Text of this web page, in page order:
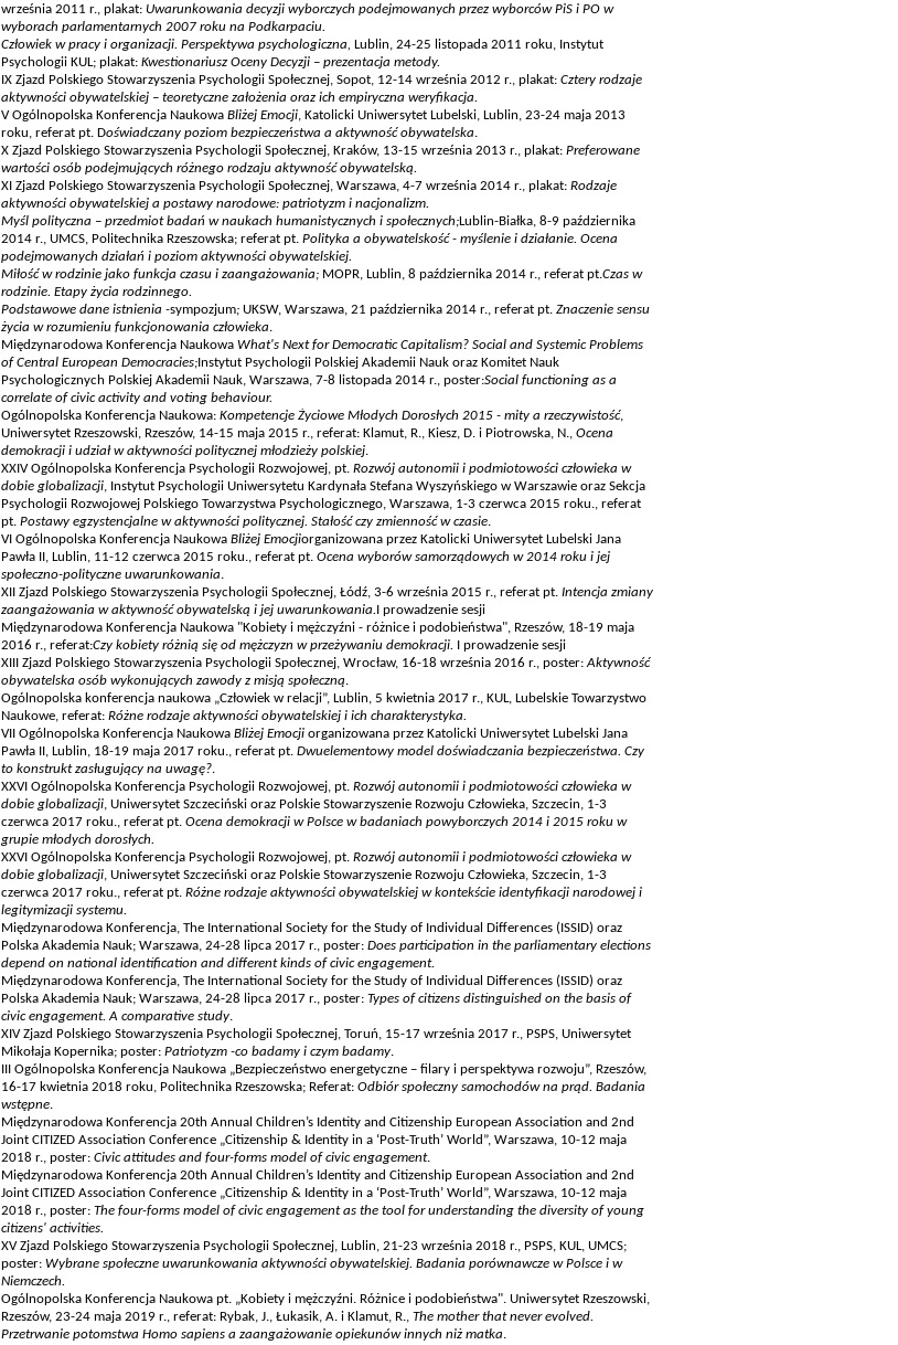
września 2011 r., plakat: Uwarunkowania decyzji wyborczych podejmowanych przez wyborców PiS i PO w
wyborach parlamentarnych 2007 roku na Podkarpaciu.
Człowiek w pracy i organizacji. Perspektywa psychologiczna, Lublin, 24-25 listopada 2011 roku, Instytut
Psychologii KUL; plakat: Kwestionariusz Oceny Decyzji – prezentacja metody.
IX Zjazd Polskiego Stowarzyszenia Psychologii Społecznej, Sopot, 12-14 września 2012 r., plakat: Cztery rodzaje
aktywności obywatelskiej – teoretyczne założenia oraz ich empiryczna weryfikacja.
V Ogólnopolska Konferencja Naukowa Bliżej Emocji, Katolicki Uniwersytet Lubelski, Lublin, 23-24 maja 2013
roku, referat pt. Doświadczany poziom bezpieczeństwa a aktywność obywatelska.
X Zjazd Polskiego Stowarzyszenia Psychologii Społecznej, Kraków, 13-15 września 2013 r., plakat: Preferowane
wartości osób podejmujących różnego rodzaju aktywność obywatelską.
XI Zjazd Polskiego Stowarzyszenia Psychologii Społecznej, Warszawa, 4-7 września 2014 r., plakat: Rodzaje
aktywności obywatelskiej a postawy narodowe: patriotyzm i nacjonalizm.
Myśl polityczna – przedmiot badań w naukach humanistycznych i społecznych;Lublin-Białka, 8-9 października
2014 r., UMCS, Politechnika Rzeszowska; referat pt. Polityka a obywatelskość - myślenie i działanie. Ocena
podejmowanych działań i poziom aktywności obywatelskiej.
Miłość w rodzinie jako funkcja czasu i zaangażowania; MOPR, Lublin, 8 października 2014 r., referat pt.Czas w
rodzinie. Etapy życia rodzinnego.
Podstawowe dane istnienia -sympozjum; UKSW, Warszawa, 21 października 2014 r., referat pt. Znaczenie sensu
życia w rozumieniu funkcjonowania człowieka.
Międzynarodowa Konferencja Naukowa What's Next for Democratic Capitalism? Social and Systemic Problems
of Central European Democracies;Instytut Psychologii Polskiej Akademii Nauk oraz Komitet Nauk
Psychologicznych Polskiej Akademii Nauk, Warszawa, 7-8 listopada 2014 r., poster:Social functioning as a
correlate of civic activity and voting behaviour.
Ogólnopolska Konferencja Naukowa: Kompetencje Życiowe Młodych Dorosłych 2015 - mity a rzeczywistość,
Uniwersytet Rzeszowski, Rzeszów, 14-15 maja 2015 r., referat: Klamut, R., Kiesz, D. i Piotrowska, N., Ocena
demokracji i udział w aktywności politycznej młodzieży polskiej.
XXIV Ogólnopolska Konferencja Psychologii Rozwojowej, pt. Rozwój autonomii i podmiotowości człowieka w
dobie globalizacji, Instytut Psychologii Uniwersytetu Kardynała Stefana Wyszyńskiego w Warszawie oraz Sekcja
Psychologii Rozwojowej Polskiego Towarzystwa Psychologicznego, Warszawa, 1-3 czerwca 2015 roku., referat
pt. Postawy egzystencjalne w aktywności politycznej. Stałość czy zmienność w czasie.
VI Ogólnopolska Konferencja Naukowa Bliżej Emocjiorganizowana przez Katolicki Uniwersytet Lubelski Jana
Pawła II, Lublin, 11-12 czerwca 2015 roku., referat pt. Ocena wyborów samorządowych w 2014 roku i jej
społeczno-polityczne uwarunkowania.
XII Zjazd Polskiego Stowarzyszenia Psychologii Społecznej, Łódź, 3-6 września 2015 r., referat pt. Intencja zmiany
zaangażowania w aktywność obywatelską i jej uwarunkowania.I prowadzenie sesji
Międzynarodowa Konferencja Naukowa "Kobiety i mężczyźni - różnice i podobieństwa", Rzeszów, 18-19 maja
2016 r., referat:Czy kobiety różnią się od mężczyzn w przeżywaniu demokracji. I prowadzenie sesji
XIII Zjazd Polskiego Stowarzyszenia Psychologii Społecznej, Wrocław, 16-18 września 2016 r., poster:Aktywność
obywatelska osób wykonujących zawody z misją społeczną.
Ogólnopolska konferencja naukowa „Człowiek w relacji”, Lublin, 5 kwietnia 2017 r., KUL, Lubelskie Towarzystwo
Naukowe, referat: Różne rodzaje aktywności obywatelskiej i ich charakterystyka.
VII Ogólnopolska Konferencja Naukowa Bliżej Emocji organizowana przez Katolicki Uniwersytet Lubelski Jana
Pawła II, Lublin, 18-19 maja 2017 roku., referat pt. Dwuelementowy model doświadczania bezpieczeństwa. Czy
to konstrukt zasługujący na uwagę?.
XXVI Ogólnopolska Konferencja Psychologii Rozwojowej, pt. Rozwój autonomii i podmiotowości człowieka w
dobie globalizacji, Uniwersytet Szczeciński oraz Polskie Stowarzyszenie Rozwoju Człowieka, Szczecin, 1-3
czerwca 2017 roku., referat pt. Ocena demokracji w Polsce w badaniach powyborczych 2014 i 2015 roku w
grupie młodych dorosłych.
XXVI Ogólnopolska Konferencja Psychologii Rozwojowej, pt. Rozwój autonomii i podmiotowości człowieka w
dobie globalizacji, Uniwersytet Szczeciński oraz Polskie Stowarzyszenie Rozwoju Człowieka, Szczecin, 1-3
czerwca 2017 roku., referat pt. Różne rodzaje aktywności obywatelskiej w kontekście identyfikacji narodowej i
legitymizacji systemu.
Międzynarodowa Konferencja, The International Society for the Study of Individual Differences (ISSID) oraz
Polska Akademia Nauk; Warszawa, 24-28 lipca 2017 r., poster: Does participation in the parliamentary elections
depend on national identification and different kinds of civic engagement.
Międzynarodowa Konferencja, The International Society for the Study of Individual Differences (ISSID) oraz
Polska Akademia Nauk; Warszawa, 24-28 lipca 2017 r., poster: Types of citizens distinguished on the basis of
civic engagement. A comparative study.
XIV Zjazd Polskiego Stowarzyszenia Psychologii Społecznej, Toruń, 15-17 września 2017 r., PSPS, Uniwersytet
Mikołaja Kopernika; poster: Patriotyzm -co badamy i czym badamy.
III Ogólnopolska Konferencja Naukowa „Bezpieczeństwo energetyczne – filary i perspektywa rozwoju”, Rzeszów,
16-17 kwietnia 2018 roku, Politechnika Rzeszowska; Referat: Odbiór społeczny samochodów na prąd. Badania
wstępne.
Międzynarodowa Konferencja 20th Annual Children’s Identity and Citizenship European Association and 2nd
Joint CITIZED Association Conference „Citizenship & Identity in a ‘Post-Truth’ World”, Warszawa, 10-12 maja
2018 r., poster: Civic attitudes and four-forms model of civic engagement.
Międzynarodowa Konferencja 20th Annual Children’s Identity and Citizenship European Association and 2nd
Joint CITIZED Association Conference „Citizenship & Identity in a ‘Post-Truth’ World”, Warszawa, 10-12 maja
2018 r., poster: The four-forms model of civic engagement as the tool for understanding the diversity of young
citizens' activities.
XV Zjazd Polskiego Stowarzyszenia Psychologii Społecznej, Lublin, 21-23 września 2018 r., PSPS, KUL, UMCS;
poster: Wybrane społeczne uwarunkowania aktywności obywatelskiej. Badania porównawcze w Polsce i w
Niemczech.
Ogólnopolska Konferencja Naukowa pt. „Kobiety i mężczyźni. Różnice i podobieństwa". Uniwersytet Rzeszowski,
Rzeszów, 23-24 maja 2019 r., referat: Rybak, J., Łukasik, A. i Klamut, R., The mother that never evolved.
Przetrwanie potomstwa Homo sapiens a zaangażowanie opiekunów innych niż matka.